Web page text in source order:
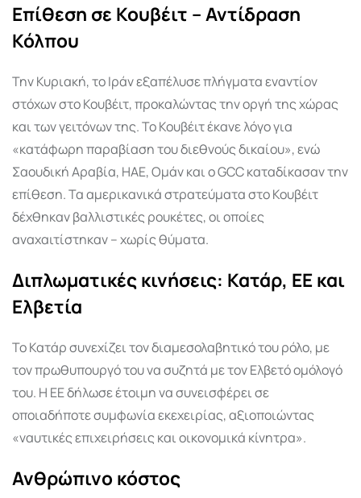
Επίθεση σε Κουβέιτ – Αντίδραση
Κόλπου
Την Κυριακή, το Ιράν εξαπέλυσε πλήγματα εναντίον
στόχων στο Κουβέιτ, προκαλώντας την οργή της χώρας
και των γειτόνων της. Το Κουβέιτ έκανε λόγο για
«κατάφωρη παραβίαση του διεθνούς δικαίου», ενώ
Σαουδική Αραβία, ΗΑΕ, Ομάν και ο GCC καταδίκασαν την
επίθεση. Τα αμερικανικά στρατεύματα στο Κουβέιτ
δέχθηκαν βαλλιστικές ρουκέτες, οι οποίες
αναχαιτίστηκαν – χωρίς θύματα.
Διπλωματικές κινήσεις: Κατάρ, ΕΕ και
Ελβετία
Το Κατάρ συνεχίζει τον διαμεσολαβητικό του ρόλο, με
τον πρωθυπουργό του να συζητά με τον Ελβετό ομόλογό
του. Η ΕΕ δήλωσε έτοιμη να συνεισφέρει σε
οποιαδήποτε συμφωνία εκεχειρίας, αξιοποιώντας
«ναυτικές επιχειρήσεις και οικονομικά κίνητρα».
Ανθρώπινο κόστος